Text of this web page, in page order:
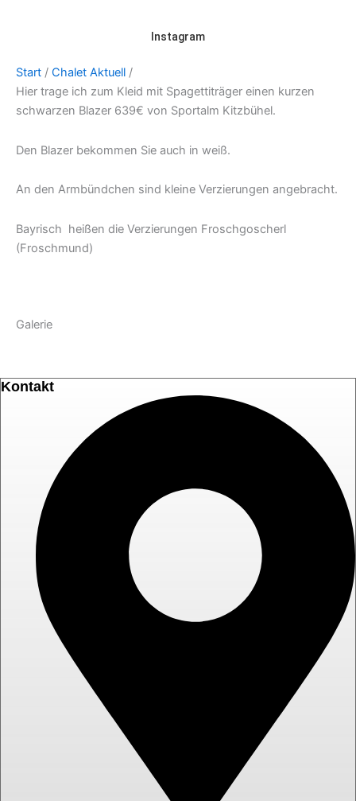
Instagram
Start / Chalet Aktuell /
Hier trage ich zum Kleid mit Spagettiträger einen kurzen
schwarzen Blazer 639€ von Sportalm Kitzbühel.
Den Blazer bekommen Sie auch in weiß.
An den Armbündchen sind kleine Verzierungen angebracht.
Bayrisch heißen die Verzierungen Froschgoscherl
(Froschmund)
Galerie
Kontakt